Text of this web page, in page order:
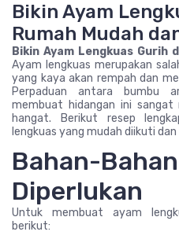
Bikin Ayam
Rumah Mudah
Bikin Ayam Lengkuas Gurih
Ayam lengkuas merupakan
yang kaya akan rempah dan
Perpaduan antara bumbu
membuat hidangan ini
hangat. Berikut resep
lengkuas yang mudah diikuti dan
Bahan-
Diperlukan
Untuk membuat ayam
berikut: